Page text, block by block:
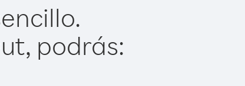
podrás: